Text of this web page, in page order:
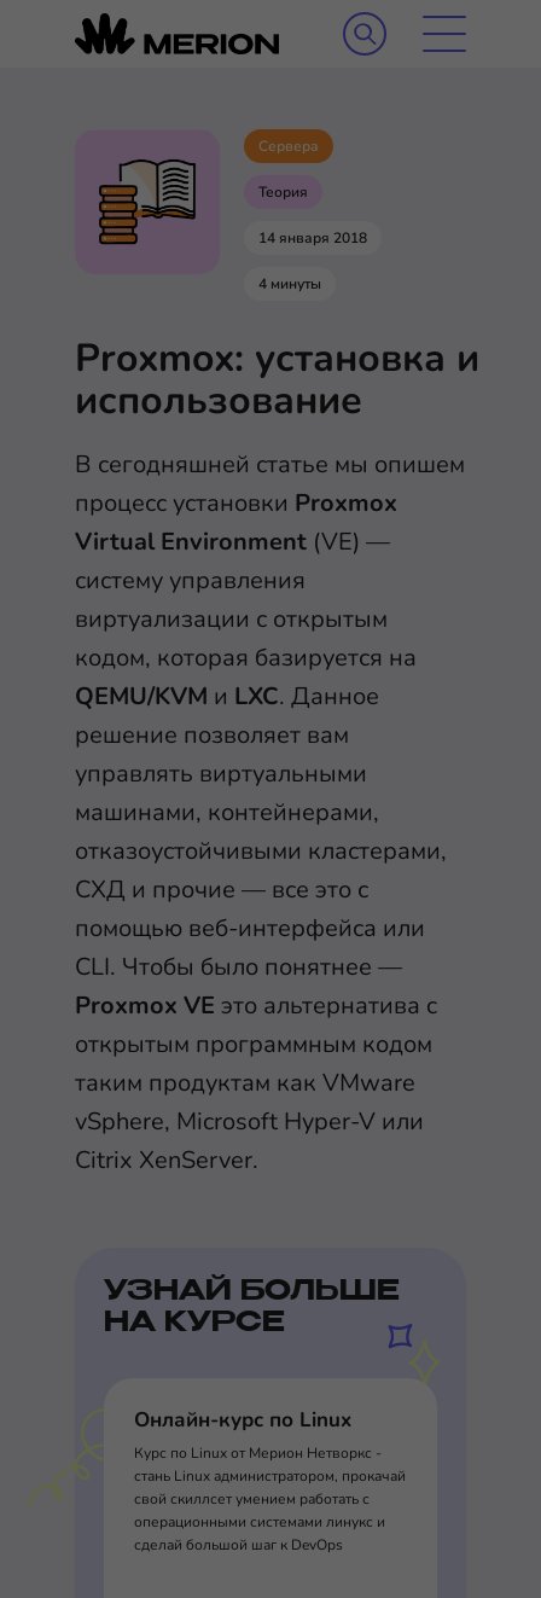
Сервера
Теория
14 января 2018
4 минуты
Proxmox: установка и
использование
В сегодняшней статье мы опишем
процесс установки Proxmox
Virtual Environment (VE) —
систему управления
виртуализации с открытым
кодом, которая базируется на
QEMU/KVM и LXC. Данное
решение позволяет вам
управлять виртуальными
машинами, контейнерами,
отказоустойчивыми кластерами,
СХД и прочие — все это с
помощью веб-интерфейса или
CLI. Чтобы было понятнее —
Proxmox VE это альтернатива c
открытым программным кодом
таким продуктам как VMware
vSphere, Microsoft Hyper-V или
Citrix XenServer.
УЗНАЙ БОЛЬШЕ
НА КУРСЕ
Онлайн-курс по Linux
Курс по Linux от Мерион Нетворкс -
стань Linux администратором, прокачай
свой скиллсет умением работать с
операционными системами линукс и
сделай большой шаг к DevOps